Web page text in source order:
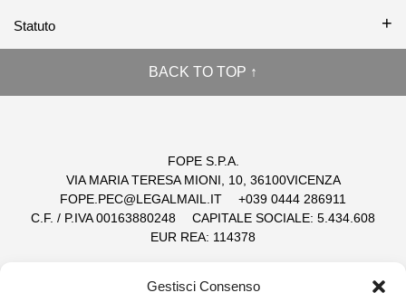
Gestisci Consenso
Statuto
BACK TO TOP ↑
FOPE S.P.A.
VIA MARIA TERESA MIONI, 10, 36100VICENZA
FOPE.PEC@LEGALMAIL.IT
+039 0444 286911
C.F. / P.IVA 00163880248
CAPITALE SOCIALE: 5.434.608
EUR REA: 114378
WHISTLEBLOWING